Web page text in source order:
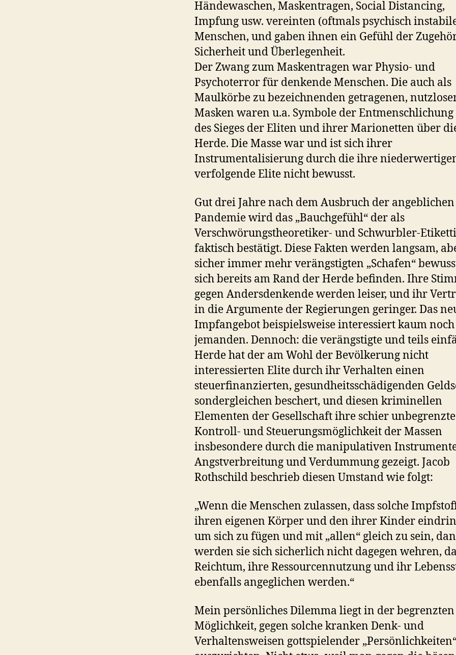
Händewaschen, Maskentragen, Social Distancing,
Impfung usw. vereinten (oftmals psychisch
Menschen, und gaben ihnen ein Gefühl der
Sicherheit und Überlegenheit.
Der Zwang zum Maskentragen war Physio- und
Psychoterror für denkende Menschen. Die auch als
Maulkörbe zu bezeichnenden getragenen,
Masken waren u.a. Symbole der
des Sieges der Eliten und ihrer Marionetten über
Herde. Die Masse war und ist sich ihrer
Instrumentalisierung durch die ihre
verfolgende Elite nicht bewusst.
Gut drei Jahre nach dem Ausbruch der angeblichen
Pandemie wird das „Bauchgefühl“ der als
Verschwörungstheoretiker- und Schwurbler-
faktisch bestätigt. Diese Fakten werden langsam,
sicher immer mehr verängstigten „Schafen“
sich bereits am Rand der Herde befinden. Ihre
gegen Andersdenkende werden leiser, und ihr
in die Argumente der Regierungen geringer. Das
Impfangebot beispielsweise interessiert kaum noch
jemanden. Dennoch: die verängstigte und teils
Herde hat der am Wohl der Bevölkerung nicht
interessierten Elite durch ihr Verhalten einen
steuerfinanzierten, gesundheitsschädigenden
sondergleichen beschert, und diesen kriminellen
Elementen der Gesellschaft ihre schier unbegrenzte
Kontroll- und Steuerungsmöglichkeit der Massen
insbesondere durch die manipulativen
Angstverbreitung und Verdummung gezeigt. Jacob
Rothschild beschrieb diesen Umstand wie folgt:
„Wenn die Menschen zulassen, dass solche
ihren eigenen Körper und den ihrer Kinder
um sich zu fügen und mit „allen“ gleich zu sein,
werden sie sich sicherlich nicht dagegen wehren,
Reichtum, ihre Ressourcennutzung und ihr
ebenfalls angeglichen werden.“
Mein persönliches Dilemma liegt in der begrenzten
Möglichkeit, gegen solche kranken Denk- und
Verhaltensweisen gottspielender